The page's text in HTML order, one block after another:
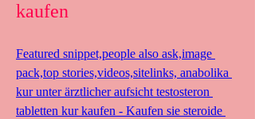
kaufen
Featured snippet,people also ask,image
pack,top stories,videos,sitelinks, anabolika
kur unter ärztlicher aufsicht testosteron
tabletten kur kaufen - Kaufen sie steroide